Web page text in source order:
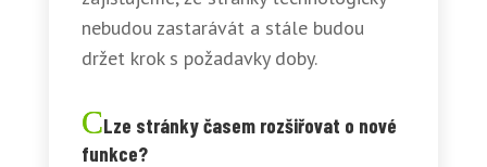
nebudou zastarávát a stále budou
držet krok s požadavky doby.
Lze stránky časem rozšiřovat o nové
funkce?